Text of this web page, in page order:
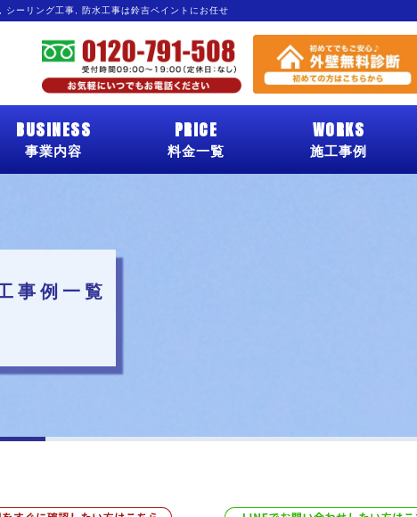
ーリング工事, 防水工事は鈴吉ペイントにお任せ
BUSINESS
事業内容
PRICE
料金一覧
WORKS
施工事例
事例一覧